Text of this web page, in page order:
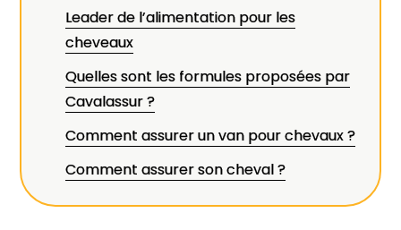
Leader de l’alimentation pour les
cheveaux
Quelles sont les formules proposées par
Cavalassur ?
Comment assurer un van pour chevaux ?
Comment assurer son cheval ?